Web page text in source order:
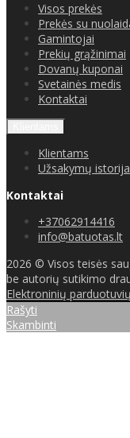
Visos prekės
Prekės su
Gamintojai
Prekių grąžinimai
Dovanų kuponai
Svetainės medis
Kontaktai
Klientams
Užsakymų istorija
Kontaktai
+37062914416
info@batuotas.lt
2026 © Visos teisės
be autorių sutikimo
Elektroninių
Rašyti
Skambinti